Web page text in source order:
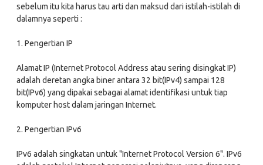
sebelum itu kita harus tau arti dan maksud dari istilah-istilah di
dalamnya seperti :
1. Pengertian IP
Alamat IP (Internet Protocol Address atau sering disingkat IP)
adalah deretan angka biner antara 32 bit(IPv4) sampai 128
bit(IPv6) yang dipakai sebagai alamat identifikasi untuk tiap
komputer host dalam jaringan Internet.
2. Pengertian IPv6
IPv6 adalah singkatan untuk "Internet Protocol Version 6". IPv6